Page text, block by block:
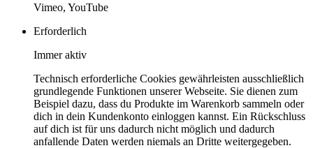
Vimeo, YouTube
Erforderlich
Immer aktiv
Technisch erforderliche Cookies gewährleisten ausschließlich
grundlegende Funktionen unserer Webseite. Sie dienen zum
Beispiel dazu, dass du Produkte im Warenkorb sammeln oder
dich in dein Kundenkonto einloggen kannst. Ein Rückschluss
auf dich ist für uns dadurch nicht möglich und dadurch
anfallende Daten werden niemals an Dritte weitergegeben.